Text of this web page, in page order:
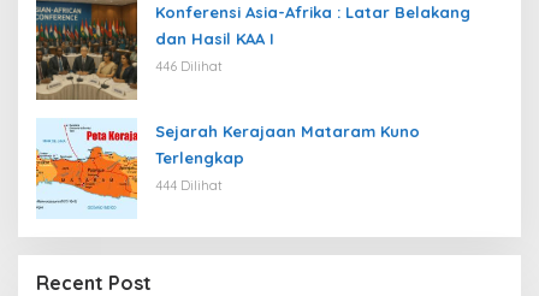
Konferensi Asia-Afrika : Latar Belakang
dan Hasil KAA I
446 Dilihat
Sejarah Kerajaan Mataram Kuno
Terlengkap
444 Dilihat
Recent Post